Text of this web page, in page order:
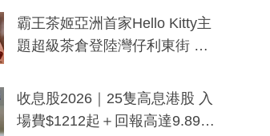
分鐘生成「貼地」宣傳短片
霸王茶姬亞洲首家Hello Kitty主
題超級茶倉登陸灣仔利東街 推
y及香港限定特調系列
收息股2026｜25隻高息港股 入
場費$1212起＋回報高達9.89